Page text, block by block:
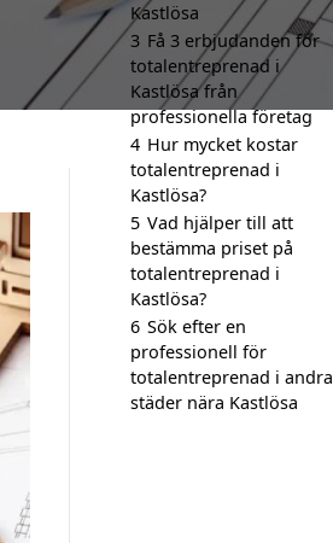
Kastlösa
3 Få 3 erbjudanden för
totalentreprenad i
Kastlösa från
professionella företag
4 Hur mycket kostar
totalentreprenad i
Kastlösa?
5 Vad hjälper till att
bestämma priset på
totalentreprenad i
Kastlösa?
6 Sök efter en
professionell för
totalentreprenad i andra
städer nära Kastlösa